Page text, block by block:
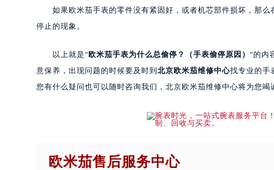
如果欧米茄手表的零件没有紧固好，或者机芯部件损坏，那么
停止的现象。
以上就是"欧米茄手表为什么总偷停？（手表偷停原因） "的内
意保养，出现问题的时候要及时到 北京欧米茄维修中心找专业的手
您有什么疑问也可以随时咨询我们，北京欧米茄维修中心将为您竭
欧米茄售后服务中心